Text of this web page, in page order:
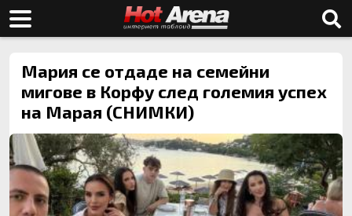
Мария се отдаде на семейни
мигове в Корфу след големия успех
на Марая (СНИМКИ)